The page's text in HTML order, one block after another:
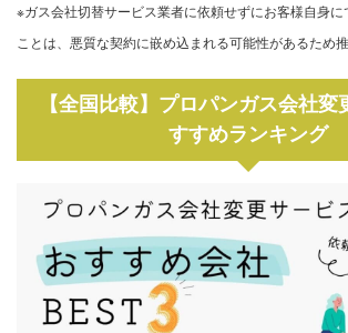
※ガス会社切替サービス業者に依頼せずにお客様自身
ことは、悪質な契約に嵌め込まれる可能性があるため推
【全国比較】プロパンガス会社変
すすめランキング